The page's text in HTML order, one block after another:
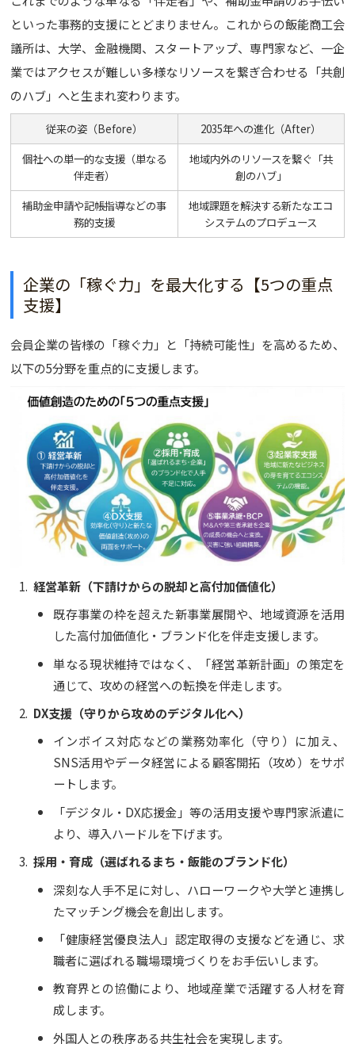
といった事務的支援にとどまりません。これからの飯能商工会
議所は、大学、金融機関、スタートアップ、専門家など、一企
業ではアクセスが難しい多様なリソースを繋ぎ合わせる「共創
のハブ」へと生まれ変わります。
従来の姿（Before）
2035年への進化（After）
個社への単一的な支援（単なる
伴走者）
地域内外のリソースを繋ぐ「共
創のハブ」
補助金申請や記帳指導などの事
務的支援
地域課題を解決する新たなエコ
システムのプロデュース
企業の「稼ぐ力」を最大化する【5つの重点
支援】
会員企業の皆様の「稼ぐ力」と「持続可能性」を高めるため、
以下の5分野を重点的に支援します。
経営革新（下請けからの脱却と高付加価値化）
既存事業の枠を超えた新事業展開や、地域資源を活用
した高付加価値化・ブランド化を伴走支援します。
単なる現状維持ではなく、「経営革新計画」の策定を
通じて、攻めの経営への転換を伴走します。
DX支援（守りから攻めのデジタル化へ）
インボイス対応などの業務効率化（守り）に加え、
SNS活用やデータ経営による顧客開拓（攻め）をサポ
ートします。
「デジタル・DX応援金」等の活用支援や専門家派遣に
より、導入ハードルを下げます。
採用・育成（選ばれるまち・飯能のブランド化）
深刻な人手不足に対し、ハローワークや大学と連携し
たマッチング機会を創出します。
「健康経営優良法人」認定取得の支援などを通じ、求
職者に選ばれる職場環境づくりをお手伝いします。
教育界との協働により、地域産業で活躍する人材を育
成します。
外国人との秩序ある共生社会を実現します。